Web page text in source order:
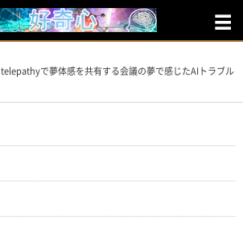
telepathyで夢体感を共有する会議の夢で感じたAIトラブル